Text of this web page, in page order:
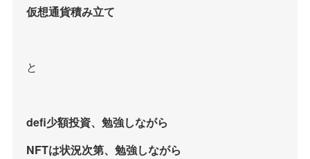
仮想通貨積み立て
と
defi少額投資、勉強しながら
NFTは状況次第、勉強しながら